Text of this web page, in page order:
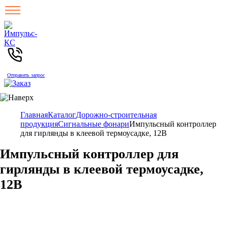
Отправить запрос
ГлавнаяКаталогДорожно-строительная
продукцияСигнальные фонариИмпульсный контроллер
для гирлянды в клеевой термоусадке, 12В
Импульсный контроллер для
гирлянды в клеевой термоусадке,
12В